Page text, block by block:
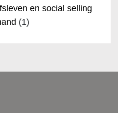
en social selling
(1)